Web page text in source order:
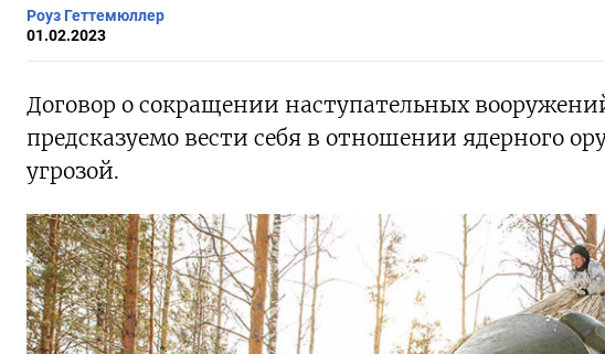
Роуз Геттемюллер
01.02.2023
Договор о сокращении наступательных
предсказуемо вести себя в отношении ядерного
угрозой.